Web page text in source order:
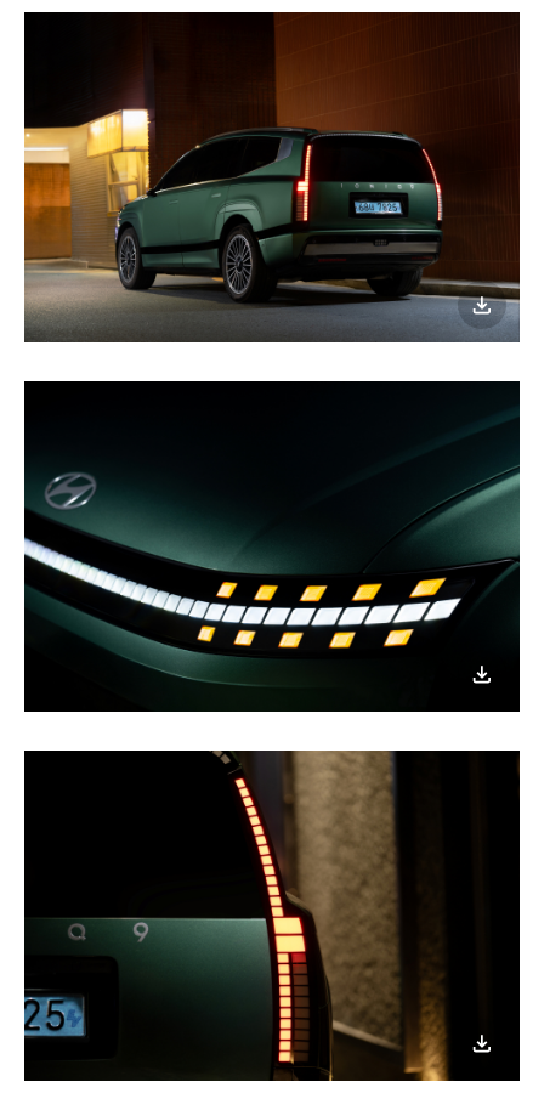
이미지
다운로드
이미지
다운로드
이미지
다운로드